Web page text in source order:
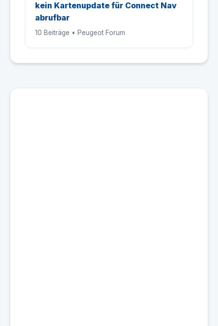
kein Kartenupdate für Connect Nav
abrufbar
10 Beiträge • Peugeot Forum